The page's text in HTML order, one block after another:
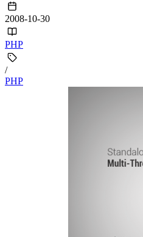
2008-10-30
PHP
/
PHP